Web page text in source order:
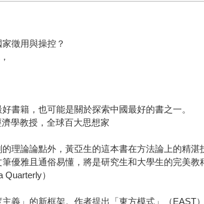
徵用與操控？
書籍，也可能是關於探索中國最好的書之一。
學教授，全球百大思想家
理論論點外，黃亞生的這本書在方法論上的精
優雅且通俗易懂，將是研究生和大學生的完美
）
義」的新框架。作者提出「東方模式」（EAST